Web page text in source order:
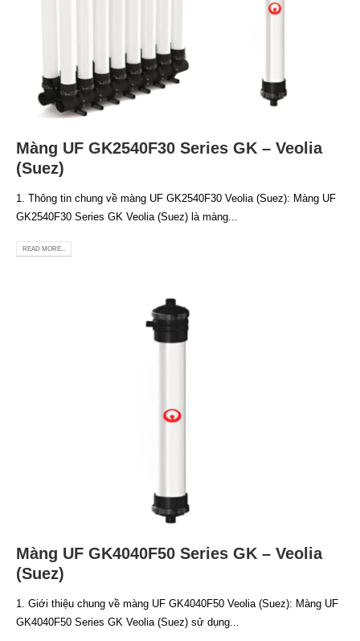
Màng UF GK2540F30 Series GK – Veolia
(Suez)
1. Thông tin chung về màng UF GK2540F30 Veolia (Suez): Màng UF
GK2540F30 Series GK Veolia (Suez) là màng...
READ MORE...
Màng UF GK4040F50 Series GK – Veolia
(Suez)
1. Giới thiệu chung về màng UF GK4040F50 Veolia (Suez): Màng UF
GK4040F50 Series GK Veolia (Suez) sử dụng...